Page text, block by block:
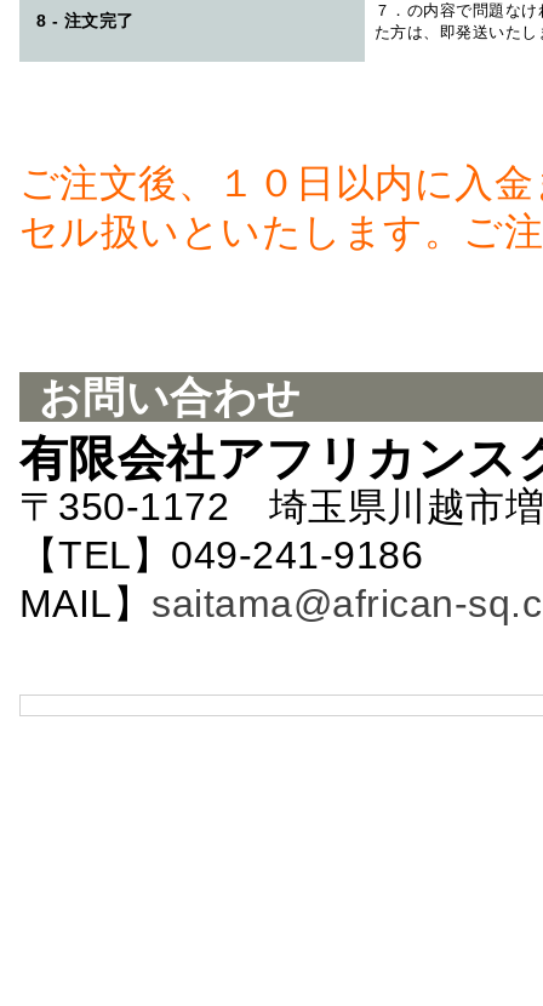
8 - 注文完了
７．の内容で問題な
た方は、即発送いたし
ご注文後、１０日以内に入
セル扱いといたします。ご
お問い合わせ
有限会社アフリカンス
〒350-1172 埼玉県川越市
【TEL】049-241-
MAIL】 saitama@african-